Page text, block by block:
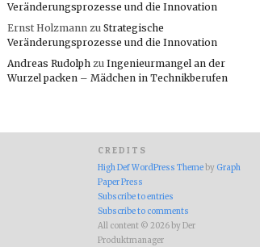
Veränderungsprozesse und die Innovation
Ernst Holzmann zu Strategische
Veränderungsprozesse und die Innovation
Andreas Rudolph zu Ingenieurmangel an der
Wurzel packen – Mädchen in Technikberufen
CREDITS
High Def WordPress Theme by Graph
Paper Press
Subscribe to entries
Subscribe to comments
All content © 2026 by Der
Produktmanager